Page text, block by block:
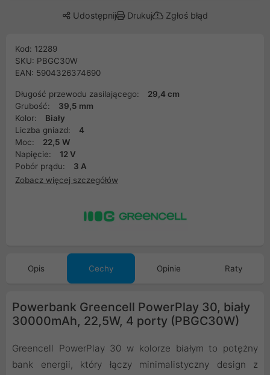
Udostępnij Drukuj Zgłoś błąd
Kod: 12289
SKU: PBGC30W
EAN: 5904326374690
Długość przewodu zasilającego:
29,4 cm
Grubość:
39,5 mm
Kolor:
Biały
Liczba gniazd:
4
Moc:
22,5 W
Napięcie:
12 V
Pobór prądu:
3 A
Zobacz więcej szczegółów
Opis Cechy Opinie Raty
Powerbank Greencell PowerPlay 30, biały
30000mAh, 22,5W, 4 porty (PBGC30W)
Greencell PowerPlay 30 w kolorze białym to potężny
bank energii, który łączy minimalistyczny design z